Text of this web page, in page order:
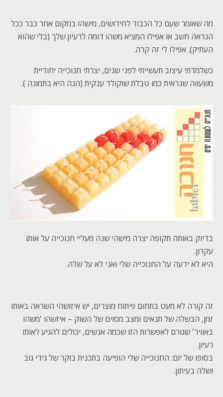
מה שאומר שעם כל הכבוד לחידושים, מישהו במקום אחר כבר ככל
הנראה חשב או אפילו המציא משהו דומה לרעיון שלך (בלי שהוא
העתיק). אפילו לי זה קרה.
כשלמדתי עיצוב תעשייתי לפני שנים, יצרתי חנוכייה יחודיית
משעווה שנראית כמו טבלת שוקולד ענקית (הנה היא בתמונה ).
בדיוק באותה תקופה יצרה מישהי שנה מעליי חנוכייה על אותו
עקרון.
היא לא ידעה על החנוכייה שלי ואני לא על שלה.
זה קורה לא מעט בתחום פיתוח מוצרים, יש איזושהי השראה באותו
זמן, הבשלה של תנאים ומצב מסוים של השוק – איזשהו 'משהו
באוויר' שגורם לאפשרות הזו שכמה אנשים, יכולים להגיע לאותו
רעיון.
בסופו של יום: החנוכייה שלי הופיעה בתכנית בוקר של גידי גוב
ושלה בעיתון.